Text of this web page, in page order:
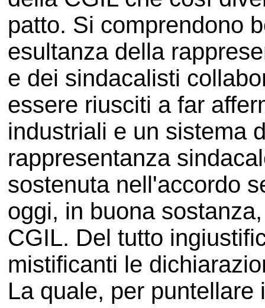
patto. Si comprendono
esultanza della
e dei sindacalisti
essere riusciti a far
industriali e un sistema
rappresentanza
sostenuta nell'accordo
oggi, in buona
CGIL. Del tutto
mistificanti le
La quale, per